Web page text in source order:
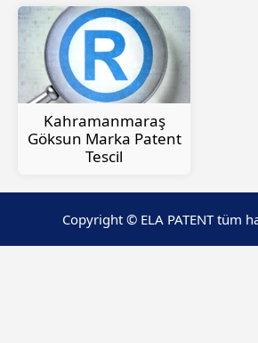
Kahramanmaraş
Göksun Marka Patent
Tescil
Copyright © ELA PATENT tüm